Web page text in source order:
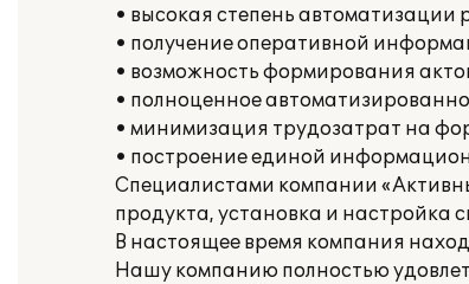
• высокая степень автоматизации
• получение оперативной
• возможность формирования
• полноценное
• минимизация трудозатрат на
• построение единой
Специалистами компании
продукта, установка и настройка
В настоящее время компания
Нашу компанию полностью